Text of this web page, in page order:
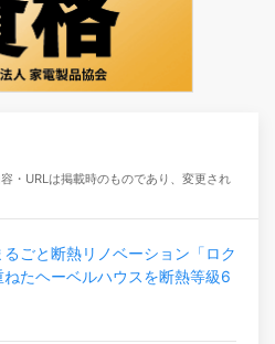
・URLは掲載時のものであり、変更され
ごと断熱リノベーション「ロク
たヘーベルハウスを断熱等級6